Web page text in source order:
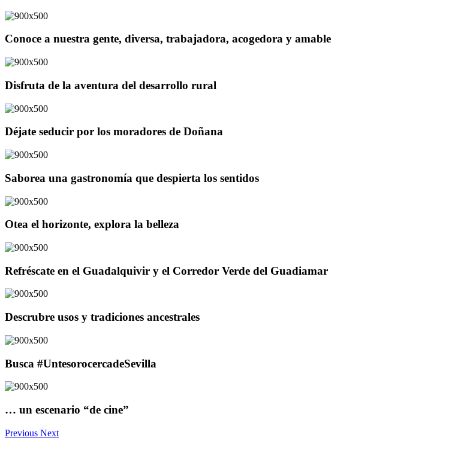
Conoce a nuestra gente, diversa, trabajadora, acogedora y amable
Disfruta de la aventura del desarrollo rural
Déjate seducir por los moradores de Doñana
Saborea una gastronomía que despierta los sentidos
Otea el horizonte, explora la belleza
Refréscate en el Guadalquivir y el Corredor Verde del Guadiamar
Descrubre usos y tradiciones ancestrales
Busca #UntesorocercadeSevilla
… un escenario “de cine”
Previous Next